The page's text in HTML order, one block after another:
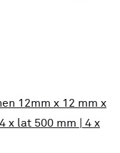
12mm x 12 mm x
x lat 500 mm | 4 x